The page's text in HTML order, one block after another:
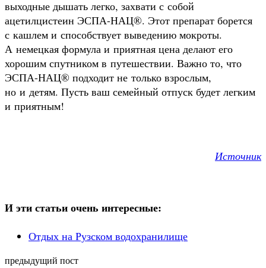
выходные дышать легко, захвати с собой
ацетилцистеин ЭСПА-НАЦ®. Этот препарат борется
с кашлем и способствует выведению мокроты.
А немецкая формула и приятная цена делают его
хорошим спутником в путешествии. Важно то, что
ЭСПА-НАЦ® подходит не только взрослым,
но и детям. Пусть ваш семейный отпуск будет легким
и приятным!
Источник
И эти статьи очень интересные:
Отдых на Рузском водохранилище
предыдущий пост